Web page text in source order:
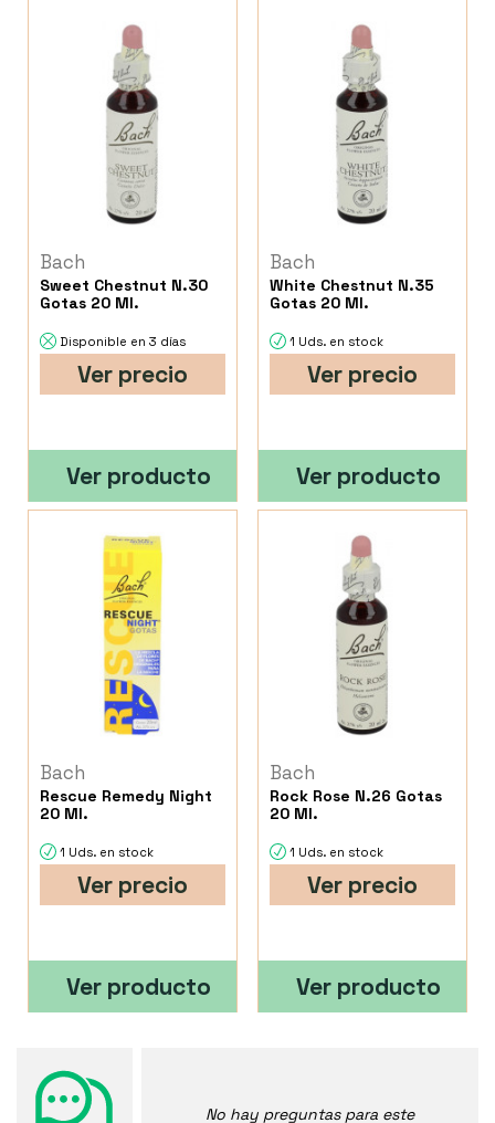
Bach
Sweet Chestnut N.30
Gotas 20 Ml.
Disponible en 3 días
Ver precio
Ver producto
Bach
White Chestnut N.35
Gotas 20 Ml.
1 Uds. en stock
Ver precio
Ver producto
Bach
Rescue Remedy Night
20 Ml.
1 Uds. en stock
Ver precio
Ver producto
Bach
Rock Rose N.26 Gotas
20 Ml.
1 Uds. en stock
Ver precio
Ver producto
No hay preguntas para este